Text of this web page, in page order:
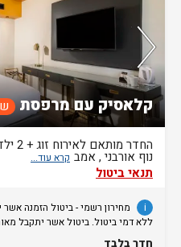
84% מהאורחים ששהו בחדר
74% מהזוגות ששהו בחדר זה
קלאסיק עם מרפסת
נוף אורבני , אמב
תנאי ביטול
i
חדר בלבד